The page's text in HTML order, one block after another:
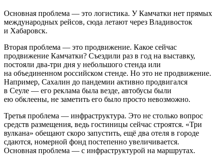
Основная проблема — это логистика. У Камчатки нет прямых
международных рейсов, сюда летают через Владивосток
и Хабаровск.
Вторая проблема — это продвижение. Какое сейчас
продвижение Камчатки? Съездили раз в год на выставку,
постояли два-три дня у небольшого стенда или
на объединенном российском стенде. Но это не продвижение.
Например, Сахалин до пандемии активно продвигался
в Сеуле — его реклама была везде, автобусы были
ею обклеены, не заметить его было просто невозможно.
Третья проблема — инфраструктура. Это не столько вопрос
средств размещения, ведь гостиницы сейчас строятся. «Три
вулкана» обещают скоро запустить, ещё два отеля в городе
сдаются, номерной фонд постепенно увеличивается.
Основная проблема — с инфраструктурой на маршрутах.